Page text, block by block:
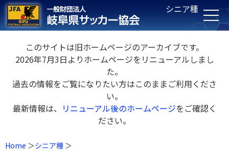
シニア種
このサイトは旧ホームページのアーカイブです。
2026年7月3日よりホームページをリニューアルしまし
た。
過去の情報をご覧になりたい方はこのままご利用くださ
い。
最新情報は、 リニューアル後のホームページをご確認く
ださい。
Home シニア種